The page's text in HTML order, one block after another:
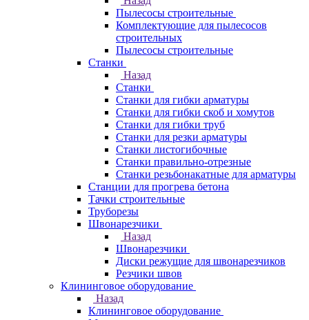
Пылесосы строительные
Комплектующие для пылесосов
строительных
Пылесосы строительные
Станки
Назад
Станки
Станки для гибки арматуры
Станки для гибки скоб и хомутов
Станки для гибки труб
Станки для резки арматуры
Станки листогибочные
Станки правильно-отрезные
Станки резьбонакатные для арматуры
Станции для прогрева бетона
Тачки строительные
Труборезы
Швонарезчики
Назад
Швонарезчики
Диски режущие для швонарезчиков
Резчики швов
Клининговое оборудование
Назад
Клининговое оборудование